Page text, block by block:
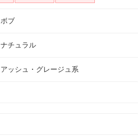
ボブ
ナチュラル
アッシュ・グレージュ系